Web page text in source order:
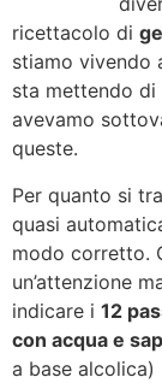
ricettacolo di
stiamo vivendo
sta mettendo
avevamo
queste.
Per quanto si
quasi
modo corretto.
un’attenzione
indicare i 12
con acqua e
a base